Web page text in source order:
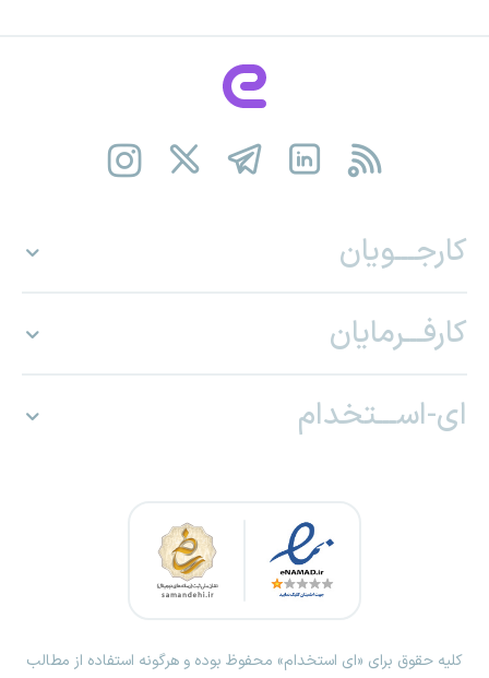
کارجـــویان
کارفـــرمایان
ای-اســـتخدام
کلیه حقوق برای «ای استخدام» محفوظ بوده و هرگونه استفاده از مطالب